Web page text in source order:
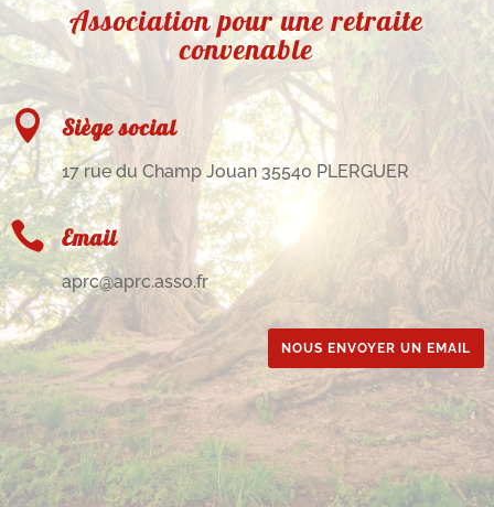
Association pour une retraite
convenable
 Siège social
17 rue du Champ Jouan 35540 PLERGUER
 Email
aprc@aprc.asso.fr
NOUS ENVOYER UN EMAIL